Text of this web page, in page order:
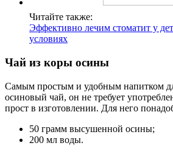
Читайте также:
Эффективно лечим стоматит у
условиях
Чай из коры осины
Самым простым и удобным напитком
осиновый чай, он не требует
прост в изготовлении. Для него
50 грамм высушенной осины;
200 мл воды.